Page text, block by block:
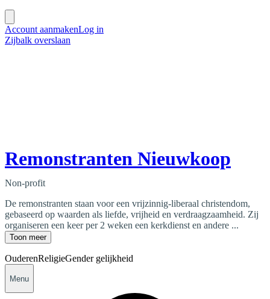
Account aanmakenLog in
Zijbalk overslaan
Remonstranten Nieuwkoop
Non-profit
De remonstranten staan voor een vrijzinnig-liberaal christendom,
gebaseerd op waarden als liefde, vrijheid en verdraagzaamheid. Zij
organiseren een keer per 2 weken een kerkdienst en andere ...
Toon meer
OuderenReligieGender gelijkheid
Menu